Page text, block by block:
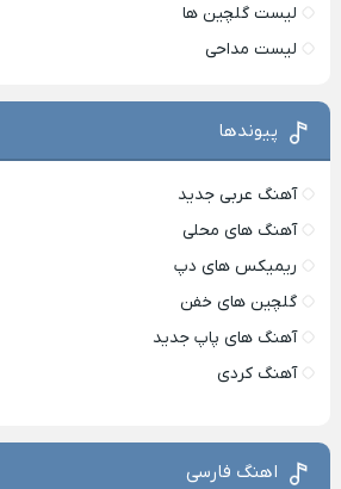
لیست گلچین ها
لیست مداحی
پیوندها
آهنگ عربی جدید
آهنگ های محلی
ریمیکس های دپ
گلچین های خفن
آهنگ های پاپ جدید
آهنگ کردی
اهنگ فارسی